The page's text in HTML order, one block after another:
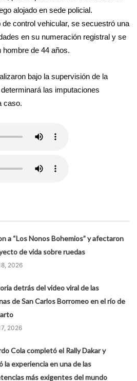
alojado en sede policial.
control vehicular, se secuestró una
en su numeración registral y se
hombre de 44 años.
bajo la supervisión de la
las imputaciones
caso.
a “Los Nonos Bohemios” y afectaron
de vida sobre ruedas
2026
detrás del video viral de las
de San Carlos Borromeo en el río de
2026
Cola completó el Rally Dakar y
la experiencia en una de las
más exigentes del mundo